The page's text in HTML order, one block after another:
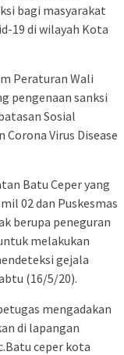
bagi masyarakat
19 di wilayah Kota
Peraturan Wali
pengenaan sanksi
Sosial
Corona Virus Disease
Batu Ceper yang
02 dan Puskesmas
berupa peneguran
melakukan
gejala
(16/5/20).
mengadakan
di lapangan
ceper kota